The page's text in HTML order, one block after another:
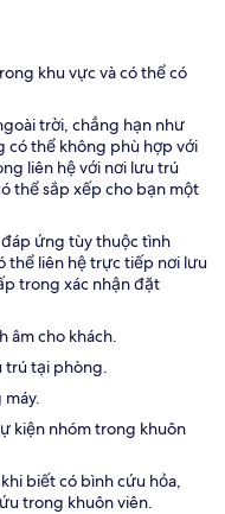
khu vực và có thể có
trời, chẳng hạn như
có thể không phù hợp với
liên hệ với nơi lưu trú
thể sắp xếp cho bạn một
ứng tùy thuộc tình
thể liên hệ trực tiếp nơi lưu
trong xác nhận đặt
âm cho khách.
trú tại phòng.
kiện nhóm trong khuôn
biết có bình cứu hỏa,
trong khuôn viên.